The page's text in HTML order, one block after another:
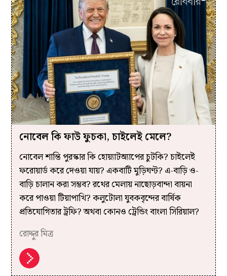
নোবেল কি ফাউ ফুচকা, চাইলেই মেলে?
নোবেল শান্তি পুরস্কার কি হোয়্যাটঅ্যাপের চুটকি? চাইলেই
ফরোয়ার্ড করে দেওয়া যায়? একবাটি মুড়িঘণ্ট? এ-বাড়ি ও-
বাড়ি চালান করা সম্ভব? রথের মেলায় নাছোড়বান্দা বায়না
করে পাওয়া টিয়াপাখি? কলুটোলা যুবকবৃন্দের বার্ষিক
প্রতিযোগিতার ট্রফি? অথবা কোনও ট্রেন্ডিং বাংলা সিরিয়াল?
রোদ্দুর মিত্র